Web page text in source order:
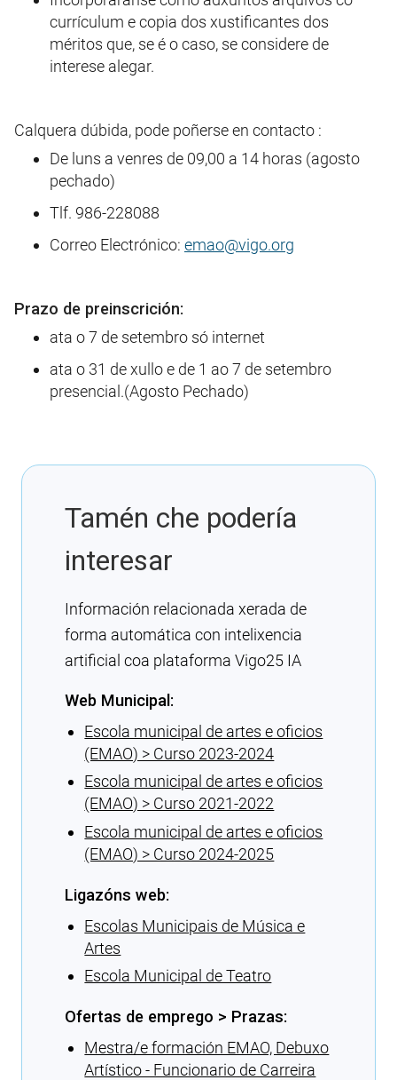
currículum e copia dos xustificantes dos
méritos que, se é o caso, se considere de
interese alegar.
Calquera dúbida, pode poñerse en contacto :
De luns a venres de 09,00 a 14 horas (agosto
pechado)
Tlf. 986-228088
Correo Electrónico: emao@vigo.org
Prazo de preinscrición:
ata o 7 de setembro só internet
ata o 31 de xullo e de 1 ao 7 de setembro
presencial.(Agosto Pechado)
Tamén che podería
interesar
Información relacionada xerada de
forma automática con intelixencia
artificial coa plataforma Vigo25 IA
Web Municipal:
Escola municipal de artes e oficios
(EMAO) > Curso 2023-2024
Escola municipal de artes e oficios
(EMAO) > Curso 2021-2022
Escola municipal de artes e oficios
(EMAO) > Curso 2024-2025
Ligazóns web:
Escolas Municipais de Música e
Artes
Escola Municipal de Teatro
Ofertas de emprego > Prazas:
Mestra/e formación EMAO, Debuxo
Artístico - Funcionario de Carreira